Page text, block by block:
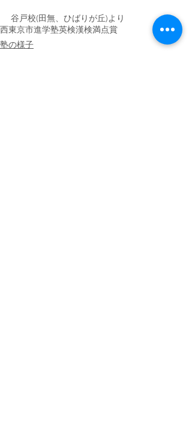
谷戸校(田無、ひばりが丘)より
西東京市進学塾英検漢検満点賞
塾の様子